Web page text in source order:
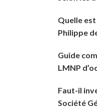
Quelle
Philippe
Guide
LMNP
Faut-il
Société